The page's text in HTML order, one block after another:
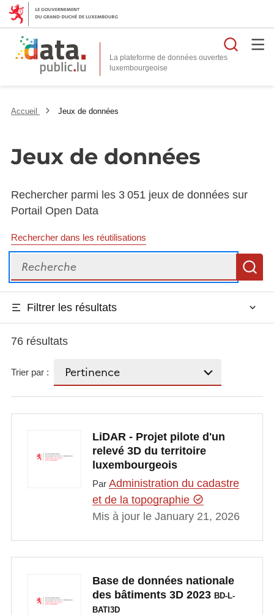
La plateforme de données ouvertes
Accueil Jeux de données
Jeux de données
Rechercher parmi les 3 051 jeux de données sur
Portail Open Data
Rechercher dans les réutilisations
Recherche
Filtrer les résultats
76 résultats
Trier par :
LiDAR - Projet pilote d'un
relevé 3D du territoire
luxembourgeois
Par Administration du cadastre
et de la topographie
Mis à jour le January 21, 2026
Base de données nationale
des bâtiments 3D 2023 BD-L-
BATI3D